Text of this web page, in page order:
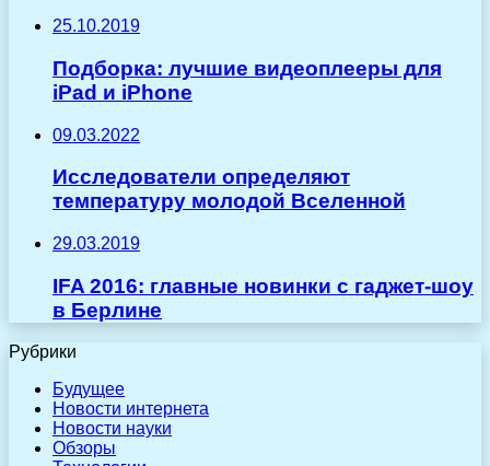
25.10.2019
Подборка: лучшие видеоплееры для
iPad и iPhone
09.03.2022
Исследователи определяют
температуру молодой Вселенной
29.03.2019
IFA 2016: главные новинки с гаджет-шоу
в Берлине
Рубрики
Будущее
Новости интернета
Новости науки
Обзоры